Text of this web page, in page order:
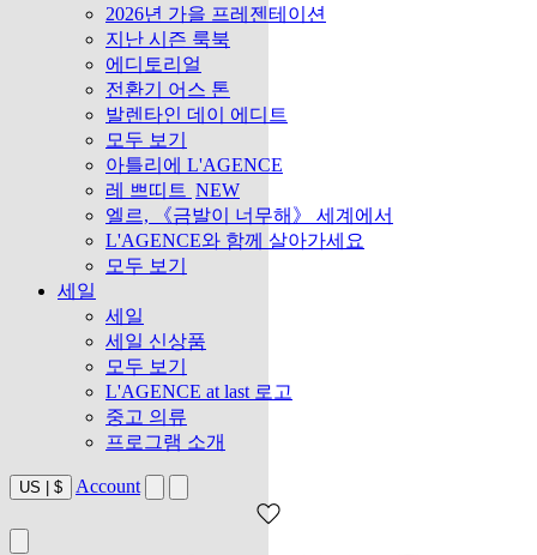
2026년 가을 프레젠테이션
지난 시즌 룩북
에디토리얼
전환기 어스 톤
발렌타인 데이 에디트
모두 보기
아틀리에 L'AGENCE
레 쁘띠트 NEW
엘르, 《금발이 너무해》 세계에서
L'AGENCE와 함께 살아가세요
모두 보기
세일
세일
세일 신상품
모두 보기
L'AGENCE at last 로고
중고 의류
프로그램 소개
US $ Account